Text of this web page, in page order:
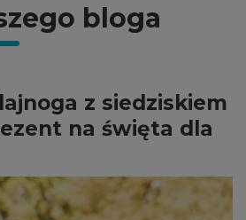
bloga
z siedziskiem
na święta dla